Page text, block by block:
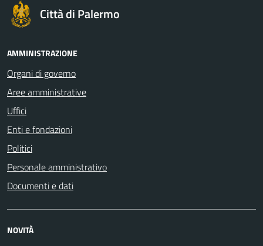
Città di Palermo
AMMINISTRAZIONE
Organi di governo
Aree amministrative
Uffici
Enti e fondazioni
Politici
Personale amministrativo
Documenti e dati
NOVITÀ